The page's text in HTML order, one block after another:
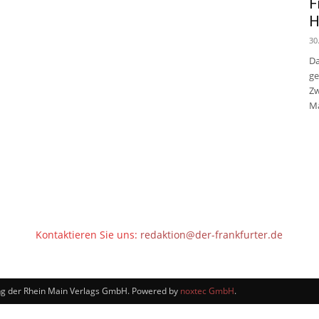
Kontaktieren Sie uns: redaktion@der-frankfurter.de
Rhein Main Verlags GmbH. Powered by noxtec GmbH.